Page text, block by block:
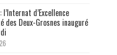
l’Internat d’Excellence
des Deux-Grosnes inauguré